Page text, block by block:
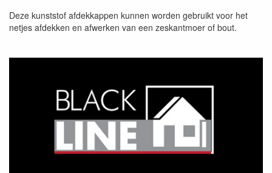
Deze kunststof afdekkappen kunnen worden gebruikt voor het
netjes afdekken en afwerken van een zeskantmoer of bout.